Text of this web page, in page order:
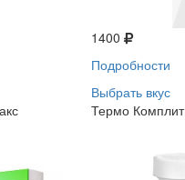
1400
Подробности
Выбрать вкус
Термо Комплит